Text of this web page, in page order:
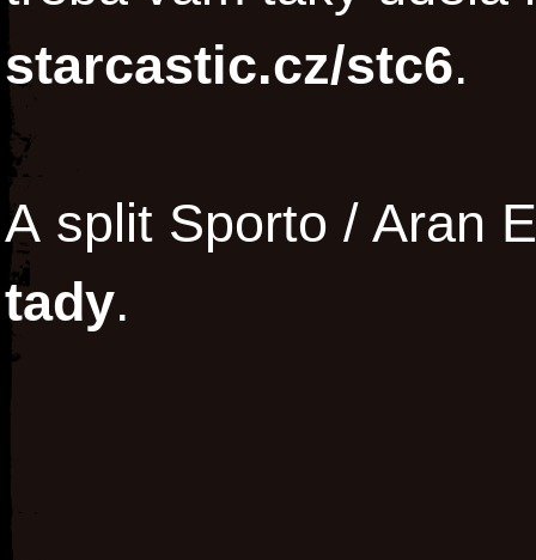
starcastic.cz/stc6.
A split Sporto / Aran
tady.